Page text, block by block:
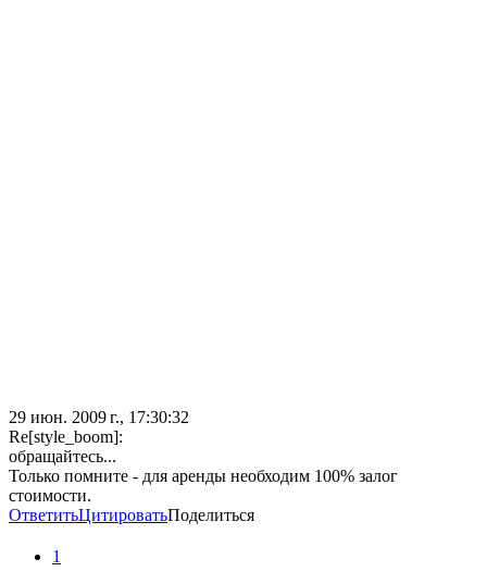
29 июн. 2009 г., 17:30:32
Re[style_boom]:
обращайтесь...
Только помните - для аренды необходим 100% залог
стоимости.
ОтветитьЦитироватьПоделиться
1